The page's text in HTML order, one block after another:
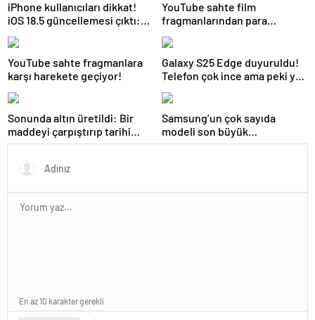
iPhone kullanıcıları dikkat!
iOS 18.5 güncellemesi çıktı:
İşte tüm yenilikler
YouTube sahte film
fragmanlarından para
kazanan kanallara müdahale
edecek
YouTube sahte fragmanlara
karşı harekete geçiyor!
Galaxy S25 Edge duyuruldu!
Telefon çok ince ama peki ya
batarya?
Sonunda altın üretildi: Bir
maddeyi çarpıştırıp tarihi
değiştirdiler
Samsung’un çok sayıda
modeli son büyük
güncellemesini alacak
En az 10 karakter gerekli